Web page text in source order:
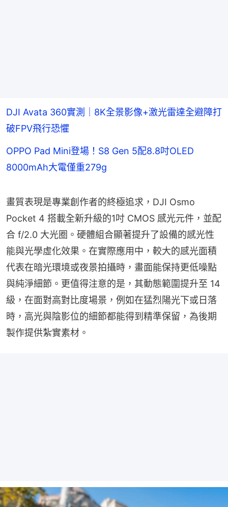
DJI Avata 360實測｜8K全景影像+激光雷達全避障打
破FPV飛行恐懼
OPPO Pad Mini登場！S8 Gen 5配8.8吋OLED
8000mAh大電僅重279g
畫質表現是專業創作者的終極追求，DJI Osmo
Pocket 4 搭載全新升級的1吋 CMOS 感光元件，並配
合 f/2.0 大光圈。硬體組合顯著提升了設備的感光性
能與光學虛化效果。在實際應用中，較大的感光面積
代表在暗光環境或夜景拍攝時，畫面能保持更低噪點
與純淨細節。更值得注意的是，其動態範圍提升至 14
級，在面對高對比度場景，例如在猛烈陽光下或日落
時，高光與陰影位的細節都能得到精準保留，為後期
製作提供紮實素材。